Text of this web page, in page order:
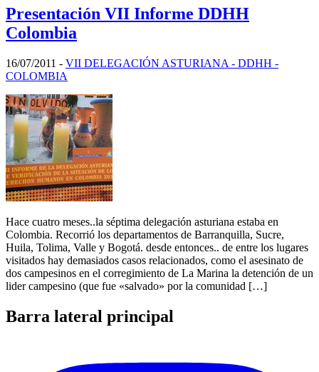
Presentación VII Informe DDHH
Colombia
16/07/2011 - VII DELEGACIÓN ASTURIANA - DDHH -
COLOMBIA
Hace cuatro meses..la séptima delegación asturiana estaba en
Colombia. Recorrió los departamentos de Barranquilla, Sucre,
Huila, Tolima, Valle y Bogotá. desde entonces.. de entre los lugares
visitados hay demasiados casos relacionados, como el asesinato de
dos campesinos en el corregimiento de La Marina la detención de un
lider campesino (que fue «salvado» por la comunidad […]
Barra lateral principal